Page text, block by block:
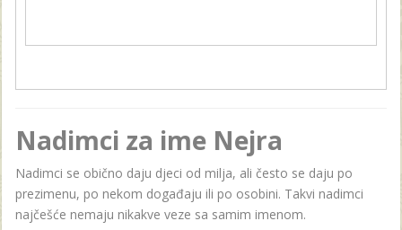
Nadimci za ime Nejra
Nadimci se obično daju djeci od milja, ali često se daju po
prezimenu, po nekom događaju ili po osobini. Takvi nadimci
najčešće nemaju nikakve veze sa samim imenom.